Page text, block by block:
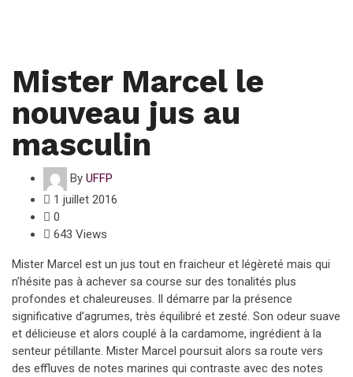
Mister Marcel le
nouveau jus au
masculin
By UFFP
1 juillet 2016
0
643 Views
Mister Marcel est un jus tout en fraicheur et légèreté mais qui
n’hésite pas à achever sa course sur des tonalités plus
profondes et chaleureuses. Il démarre par la présence
significative d’agrumes, très équilibré et zesté. Son odeur suave
et délicieuse et alors couplé à la cardamome, ingrédient à la
senteur pétillante. Mister Marcel poursuit alors sa route vers
des effluves de notes marines qui contraste avec des notes